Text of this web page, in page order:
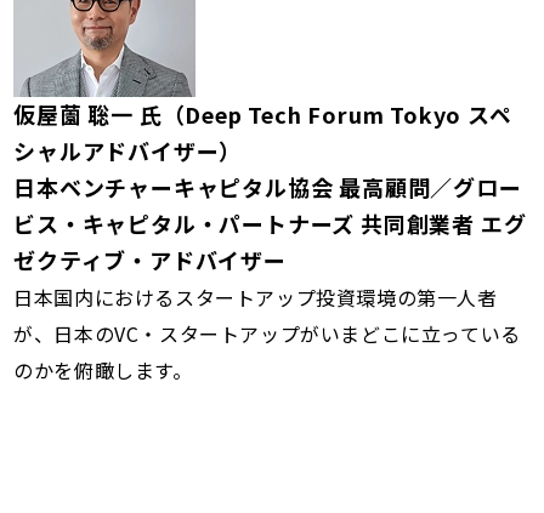
仮屋薗 聡一 氏（Deep Tech Forum Tokyo スペ
シャルアドバイザー）
日本ベンチャーキャピタル協会 最高顧問／グロー
ビス・キャピタル・パートナーズ 共同創業者 エグ
ゼクティブ・アドバイザー
日本国内におけるスタートアップ投資環境の第一人者
が、日本のVC・スタートアップがいまどこに立っている
のかを俯瞰します。